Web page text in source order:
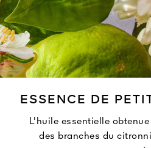
ESSENCE DE
L'huile essentielle
des branches du